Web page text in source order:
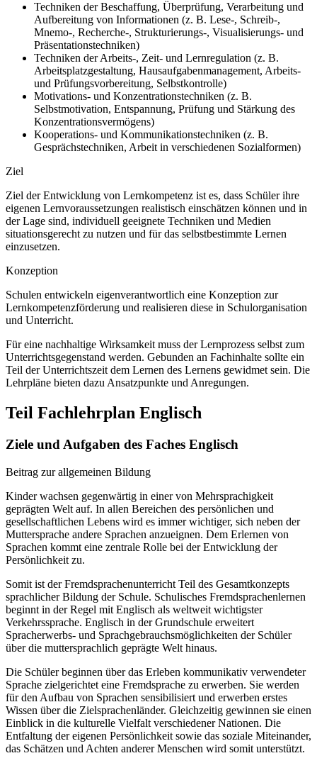
Techniken der Beschaffung, Überprüfung, Verarbeitung und
Aufbereitung von Informationen (z. B. Lese-, Schreib-,
Mnemo-, Recherche-, Strukturierungs-, Visualisierungs- und
Präsentationstechniken)
Techniken der Arbeits-, Zeit- und Lernregulation (z. B.
Arbeitsplatzgestaltung, Hausaufgabenmanagement, Arbeits-
und Prüfungsvorbereitung, Selbstkontrolle)
Motivations- und Konzentrationstechniken (z. B.
Selbstmotivation, Entspannung, Prüfung und Stärkung des
Konzentrationsvermögens)
Kooperations- und Kommunikationstechniken (z. B.
Gesprächstechniken, Arbeit in verschiedenen Sozialformen)
Ziel
Ziel der Entwicklung von Lernkompetenz ist es, dass Schüler ihre
eigenen Lernvoraussetzungen realistisch einschätzen können und in
der Lage sind, individuell geeignete Techniken und Medien
situationsgerecht zu nutzen und für das selbstbestimmte Lernen
einzusetzen.
Konzeption
Schulen entwickeln eigenverantwortlich eine Konzeption zur
Lernkompetenzförderung und realisieren diese in Schulorganisation
und Unterricht.
Für eine nachhaltige Wirksamkeit muss der Lernprozess selbst zum
Unterrichtsgegenstand werden. Gebunden an Fachinhalte sollte ein
Teil der Unterrichtszeit dem Lernen des Lernens gewidmet sein. Die
Lehrpläne bieten dazu Ansatzpunkte und Anregungen.
Teil Fachlehrplan Englisch
Ziele und Aufgaben des Faches Englisch
Beitrag zur allgemeinen Bildung
Kinder wachsen gegenwärtig in einer von Mehrsprachigkeit
geprägten Welt auf. In allen Bereichen des persönlichen und
gesellschaftlichen Lebens wird es immer wichtiger, sich neben der
Muttersprache andere Sprachen anzueignen. Dem Erlernen von
Sprachen kommt eine zentrale Rolle bei der Entwicklung der
Persönlichkeit zu.
Somit ist der Fremdsprachenunterricht Teil des Gesamtkonzepts
sprachlicher Bildung der Schule. Schulisches Fremdsprachenlernen
beginnt in der Regel mit Englisch als weltweit wichtigster
Verkehrssprache. Englisch in der Grundschule erweitert
Spracherwerbs- und Sprachgebrauchsmöglichkeiten der Schüler
über die muttersprachlich geprägte Welt hinaus.
Die Schüler beginnen über das Erleben kommunikativ verwendeter
Sprache zielgerichtet eine Fremdsprache zu erwerben. Sie werden
für den Aufbau von Sprachen sensibilisiert und erwerben erstes
Wissen über die Zielsprachenländer. Gleichzeitig gewinnen sie einen
Einblick in die kulturelle Vielfalt verschiedener Nationen. Die
Entfaltung der eigenen Persönlichkeit sowie das soziale Miteinander,
das Schätzen und Achten anderer Menschen wird somit unterstützt.